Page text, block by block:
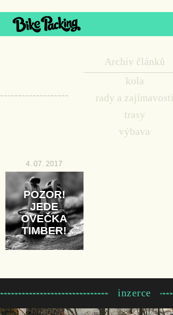
Archiv článků
kola
rady a zajímavosti
trasy
výbava
4. 07. 2017
POZOR!
JEDE
OVEČKA
TIMBER!
inzerce